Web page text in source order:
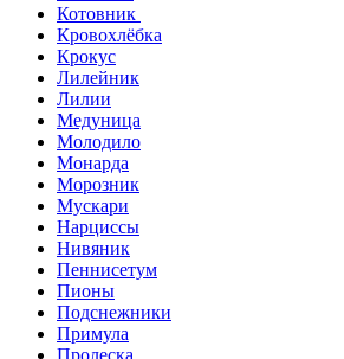
Котовник
Кровохлёбка
Крокус
Лилейник
Лилии
Медуница
Молодило
Монарда
Морозник
Мускари
Нарциссы
Нивяник
Пеннисетум
Пионы
Подснежники
Примула